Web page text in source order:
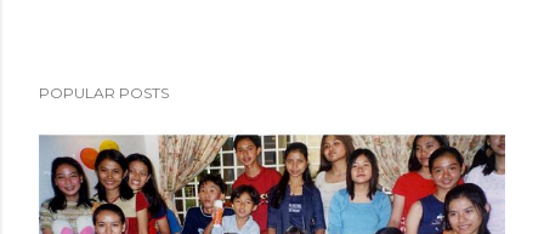
a
C
o
POPULAR POSTS